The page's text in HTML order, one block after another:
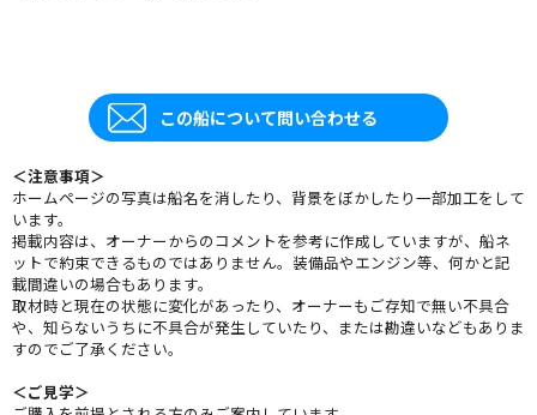
この船について問い合わせる
＜注意事項＞
ホームページの写真は船名を消したり、背景をぼかしたり一部加工をして
います。
掲載内容は、オーナーからのコメントを参考に作成していますが、船ネ
ットで約束できるものではありません。装備品やエンジン等、何かと記
載間違いの場合もあります。
取材時と現在の状態に変化があったり、オーナーもご存知で無い不具合
や、知らないうちに不具合が発生していたり、または勘違いなどもありま
すのでご了承ください。
＜ご見学＞